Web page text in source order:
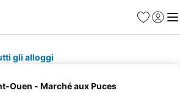
PreferitiAccedi
gli alloggi
Ouen - Marché aux Puces